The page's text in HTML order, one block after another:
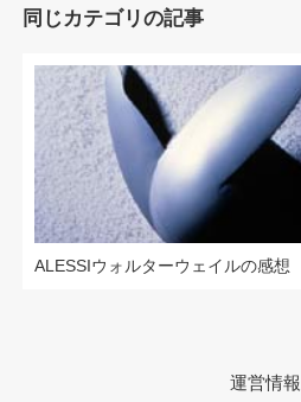
同じカテゴリの記事
ALESSIウォルターウェイルの感想
運営情報